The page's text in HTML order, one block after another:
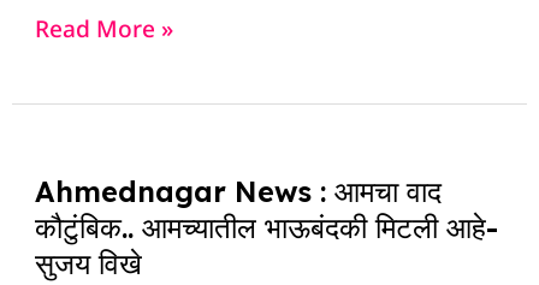
c
b
o
k
at
A
p
dI d ra
Read More »
Ahmednagar News : आमचा वाद
कौटुंबिक.. आमच्यातील भाऊबंदकी मिटली आहे-
सुजय विखे
News
:
आमचा